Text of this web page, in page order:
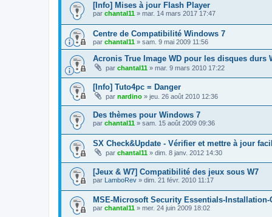
[Info] Mises à jour Flash Player
par chantal11 » mar. 14 mars 2017 17:47
Centre de Compatibilité Windows 7
par chantal11 » sam. 9 mai 2009 11:56
Acronis True Image WD pour les disques durs
par chantal11 » mar. 9 mars 2010 17:22
[Info] Tuto4pc = Danger
par nardino » jeu. 26 août 2010 12:36
Des thèmes pour Windows 7
par chantal11 » sam. 15 août 2009 09:36
SX Check&Update - Vérifier et mettre à jour
par chantal11 » dim. 8 janv. 2012 14:30
[Jeux & W7] Compatibilité des jeux sous W7
par LamboRev » dim. 21 févr. 2010 11:17
MSE-Microsoft Security Essentials-
par chantal11 » mer. 24 juin 2009 18:02